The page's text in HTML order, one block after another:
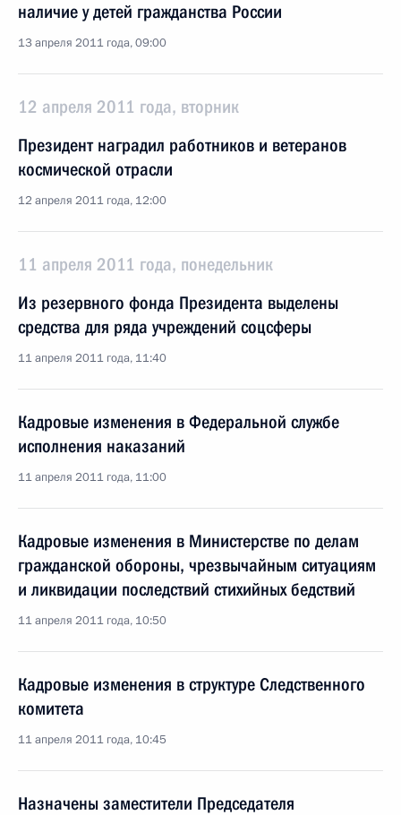
наличие у детей гражданства России
13 апреля 2011 года, 09:00
12 апреля 2011 года, вторник
Президент наградил работников и ветеранов
космической отрасли
12 апреля 2011 года, 12:00
11 апреля 2011 года, понедельник
Из резервного фонда Президента выделены
средства для ряда учреждений соцсферы
11 апреля 2011 года, 11:40
Кадровые изменения в Федеральной службе
исполнения наказаний
11 апреля 2011 года, 11:00
Кадровые изменения в Министерстве по делам
гражданской обороны, чрезвычайным ситуациям
и ликвидации последствий стихийных бедствий
11 апреля 2011 года, 10:50
Кадровые изменения в структуре Следственного
комитета
11 апреля 2011 года, 10:45
Назначены заместители Председателя